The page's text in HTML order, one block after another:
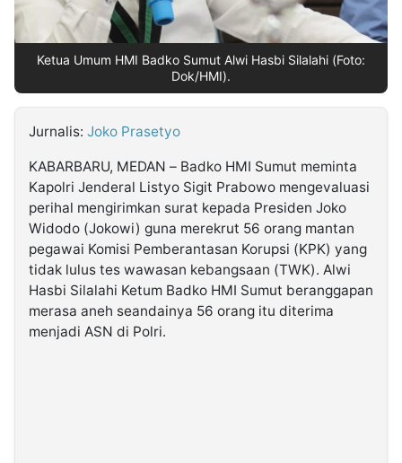
Kabarbaru.co
2026
Kabarbaru
Media
Holding
Ketua Umum HMI Badko Sumut Alwi Hasbi Silalahi (Foto:
Dok/HMI).
Jurnalis: Joko Prasetyo
KABARBARU, MEDAN – Badko HMI Sumut meminta
Kapolri Jenderal Listyo Sigit Prabowo mengevaluasi
perihal mengirimkan surat kepada Presiden Joko
Widodo (Jokowi) guna merekrut 56 orang mantan
pegawai Komisi Pemberantasan Korupsi (KPK) yang
tidak lulus tes wawasan kebangsaan (TWK). Alwi
Hasbi Silalahi Ketum Badko HMI Sumut beranggapan
merasa aneh seandainya 56 orang itu diterima
menjadi ASN di Polri.